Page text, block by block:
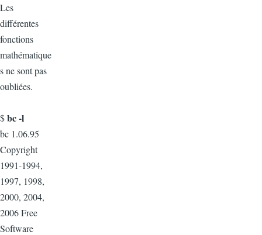
Les
différentes
fonctions
mathématique
s ne sont pas
oubliées.
$bc -l
bc 1.06.95
Copyright
1991-1994,
1997, 1998,
2000, 2004,
2006 Free
Software